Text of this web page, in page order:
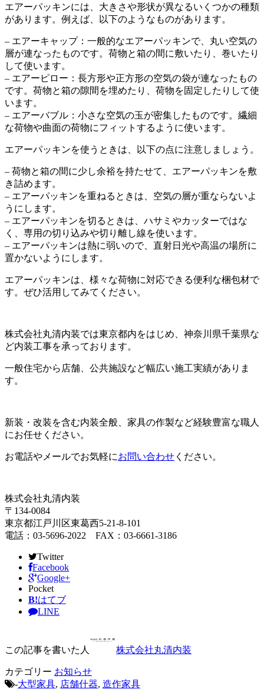
エアーパッキンには、大きさや形状が異なるいくつかの種類
があります。例えば、以下のようなものがあります。
– エアーキャップ：一般的なエアーパッキンで、丸い空気の
層が連なったものです。荷物と箱の間に敷いたり、巻いたり
して使います。
– エアーピロー：長方形や正方形の空気の袋が連なったもの
です。荷物と箱の隙間を埋めたり、荷物を固定したりして使
います。
– エアーバブル：小さな空気の玉が密集したものです。繊細
な荷物や曲面の荷物にフィットするように使います。
エアーパッキンを使うときは、以下の点に注意しましょう。
– 荷物と箱の間に少し余裕を持たせて、エアーパッキンを敷
き詰めます。
– エアーパッキンを重ねるときは、空気の層が重ならないよ
うにします。
– エアーパッキンを切るときは、ハサミやカッターではな
く、専用の切り込みや切り離し線を使います。
– エアーパッキンは熱に弱いので、直射日光や高温の場所に
置かないようにします。
エアーパッキンは、様々な荷物に対応できる便利な梱包材で
す。ぜひ活用してみてください。
株式会社丸清内装では東京都内をはじめ、神奈川県千葉県な
ど内装工事を承っております。
一般住宅から店舗、公共施設など幅広い施工実績がありま
す。
新装・改装を含む内装全般、家具の作製など経験豊富な職人
にお任せください。
お電話やメールでお気軽にお問い合わせ ください。
株式会社丸清内装
〒134-0084
東京都江戸川区東葛西5-21-8-101
電話：03-5696-2022 FAX：03-6661-3186
Twitter
Facebook
Google+
Pocket
B!はてブ
LINE
この記事を書いた人 株式会社丸清内装
カテゴリー お知らせ
-大型家具, 店舗什器, 造作家具